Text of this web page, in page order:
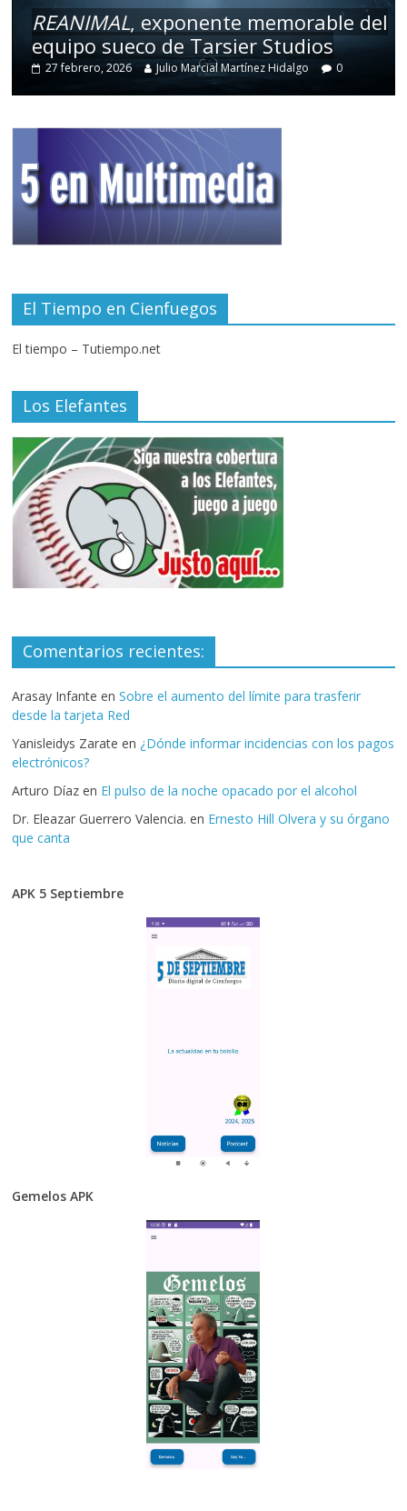
REANIMAL, exponente memorable del
equipo sueco de Tarsier Studios
27 febrero, 2026 Julio Marcial Martínez Hidalgo 0
El Tiempo en Cienfuegos
El tiempo – Tutiempo.net
Los Elefantes
Comentarios recientes:
Arasay Infante enSobre el aumento del límite para trasferir
desde la tarjeta Red
Yanisleidys Zarate en ¿Dónde informar incidencias con los pagos
electrónicos?
Arturo Díaz en El pulso de la noche opacado por el alcohol
Dr. Eleazar Guerrero Valencia. en Ernesto Hill Olvera y su órgano
que canta
APK 5 Septiembre
Gemelos APK